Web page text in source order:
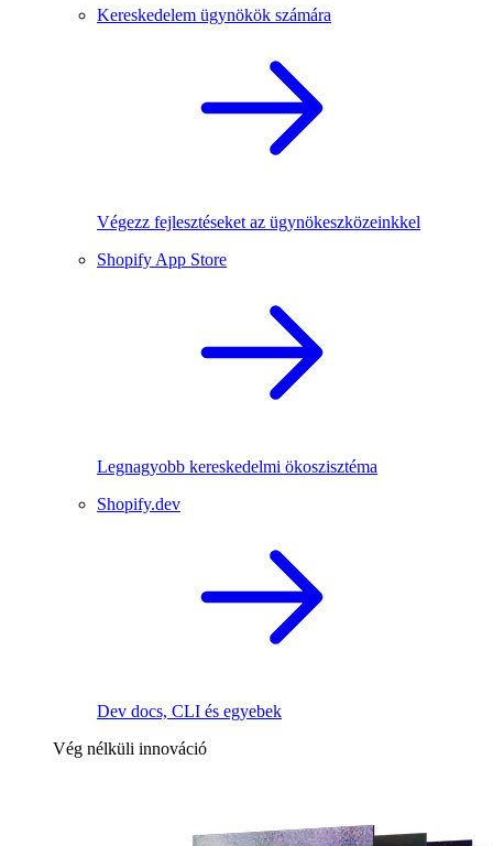
Kereskedelem ügynökök számára
Végezz fejlesztéseket az ügynökeszközeinkkel
Shopify App Store
Legnagyobb kereskedelmi ökoszisztéma
Shopify.dev
Dev docs, CLI és egyebek
Vég nélküli innováció